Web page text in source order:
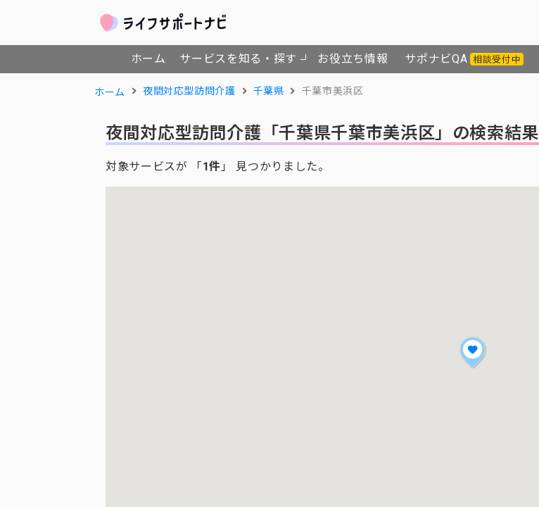
ホーム サービスを知る・探す お役立ち情報 サポナビQA 相談受付中
ホーム 夜間対応型訪問介護 千葉県 千葉市美浜区
夜間対応型訪問介護 「千葉県千葉市美浜区」の検索結果
対象サービスが 「1件 」 見つかりました。